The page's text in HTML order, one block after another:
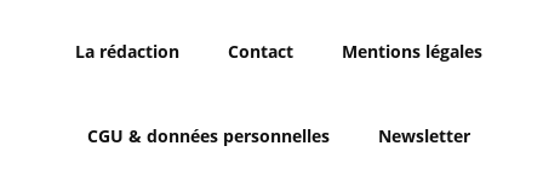
La rédaction Contact Mentions légales
CGU & données personnelles Newsletter